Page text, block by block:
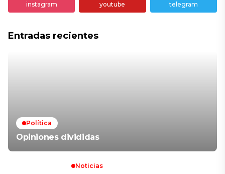
instagram youtube telegram
Entradas recientes
Política
Opiniones divididas
Noticias